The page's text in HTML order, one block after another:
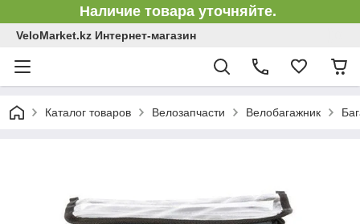
Наличие товара уточняйте.
VeloMarket.kz Интернет-магазин
Каталог товаров Велозапчасти Велобагажник